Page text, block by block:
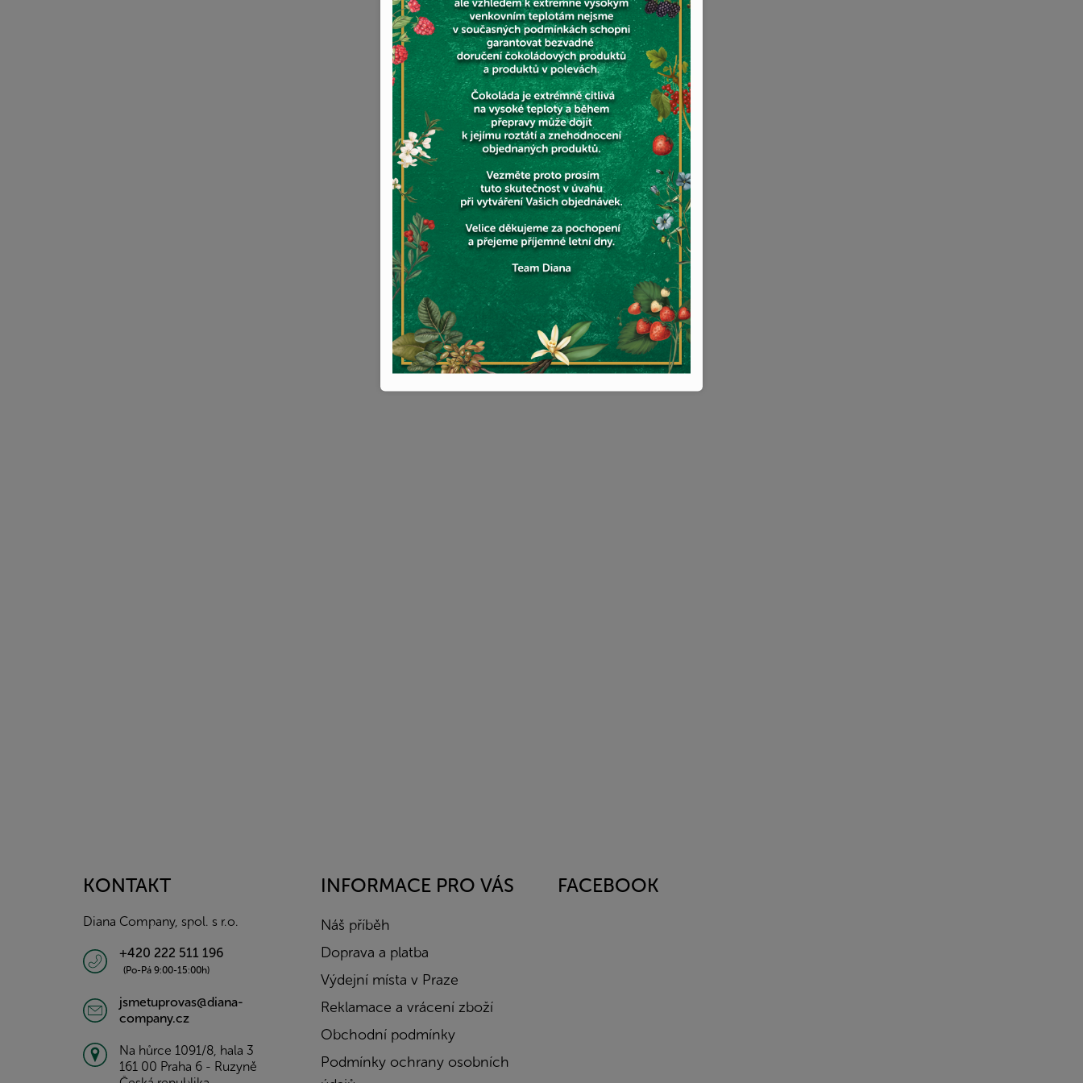
KONTAKT
Diana Company, spol. s r.o.
+420 222 511 196
(Po-Pá 9:00-15:00h)
jsmetuprovas@diana-
company.cz
Na hůrce 1091/8, hala 3
161 00 Praha 6 - Ruzyně
INFORMACE PRO VÁS
Náš příběh
Doprava a platba
Výdejní místa v Praze
Reklamace a vrácení zboží
Obchodní podmínky
Podmínky ochrany osobních
FACEBOOK